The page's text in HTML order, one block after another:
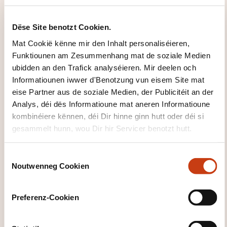
Dëse Site benotzt Cookien.
Mat Cookië kënne mir den Inhalt personaliséieren,
Funktiounen am Zesummenhang mat de soziale Medien
ubidden an den Trafick analyséieren. Mir deelen och
Informatiounen iwwer d'Benotzung vun eisem Site mat
eise Partner aus de soziale Medien, der Publicitéit an der
Analys, déi dës Informatioune mat aneren Informatioune
kombinéiere kënnen, déi Dir hinne ginn hutt oder déi si
gesammelt hunn, wou Dir hir Servicer benotzt hutt.
Noutwenneg Cookien
Preferenz-Cookien
Fondamentaux de la métrologie
All d'Formatioune gesinn
Dës aner Formatioune kéinten Iech och
interesséieren:
AMDEC Net destruktiv Kontroll
Thermografie
Zouverlässegkeet